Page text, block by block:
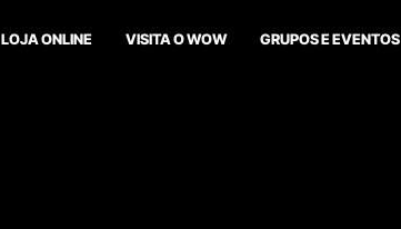
LOJA ONLINE VISITA O WOW GRUPOS E EVENTOS